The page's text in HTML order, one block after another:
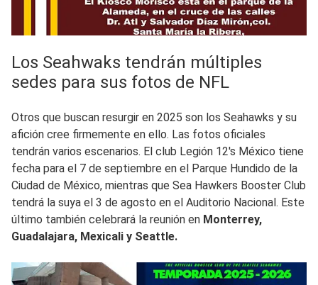
Los Seahwaks tendrán múltiples
sedes para sus fotos de NFL
Otros que buscan resurgir en 2025 son los Seahawks y su
afición cree firmemente en ello. Las fotos oficiales
tendrán varios escenarios. El club Legión 12's México tiene
fecha para el 7 de septiembre en el Parque Hundido de la
Ciudad de México, mientras que Sea Hawkers Booster Club
tendrá la suya el 3 de agosto en el Auditorio Nacional. Este
último también celebrará la reunión en Monterrey,
Guadalajara, Mexicali y Seattle.